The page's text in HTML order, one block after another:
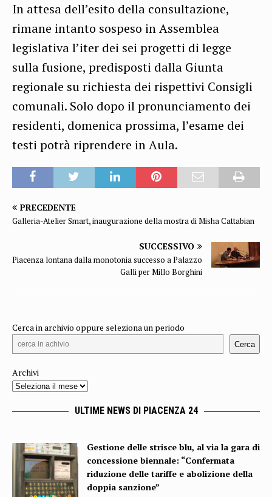
In attesa dell’esito della consultazione,
rimane intanto sospeso in Assemblea
legislativa l’iter dei sei progetti di legge
sulla fusione, predisposti dalla Giunta
regionale su richiesta dei rispettivi Consigli
comunali. Solo dopo il pronunciamento dei
residenti, domenica prossima, l’esame dei
testi potrà riprendere in Aula.
PRECEDENTE
Galleria-Atelier Smart, inaugurazione della mostra di Misha Cattabian
SUCCESSIVO
Piacenza lontana dalla monotonia successo a Palazzo
Galli per Millo Borghini
Cerca in archivio oppure seleziona un periodo
Cerca
Archivi
ULTIME NEWS DI PIACENZA 24
Gestione delle strisce blu, al via la gara di
concessione biennale: “Confermata
riduzione delle tariffe e abolizione della
doppia sanzione”